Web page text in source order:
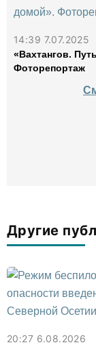
14:39 7.07.2025
«Вахтангов.
Фоторепортаж
Другие
20:27 6.08.2026